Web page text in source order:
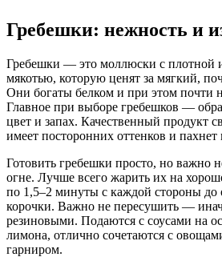
Гребешки: нежность и
Гребешки — это моллюски с плотной
мякотью, которую ценят за мягкий,
Они богаты белком и при этом почти
Главное при выборе гребешков —
цвет и запах. Качественный продукт
имеет посторонних оттенков и
Готовить гребешки просто, но важно
огне. Лучше всего жарить их на
по 1,5–2 минуты с каждой стороны до
корочки. Важно не пересушить —
резиновыми. Подаются с соусами на
лимона, отлично сочетаются с
гарниром.